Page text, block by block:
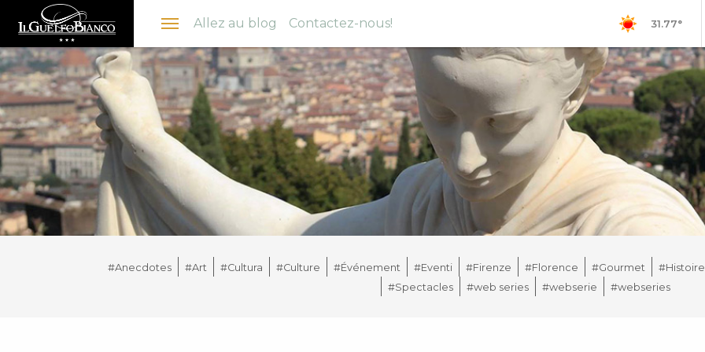
Allez au blog
Contactez-nous! 31.77°
#Anecdotes #Art #Cultura #Culture #Événement #Eventi #Firenze #Florence #Gourmet #Histoire
#Spectacles
#web series #webserie #webseries